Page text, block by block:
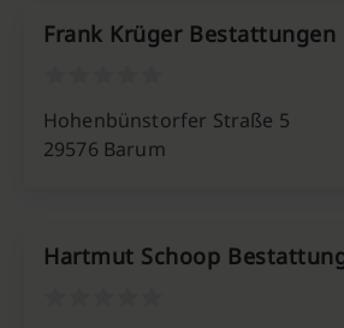
Frank Krüger Bestattungen
Hohenbünstorfer Straße 5
29576 Barum
Hartmut Schoop